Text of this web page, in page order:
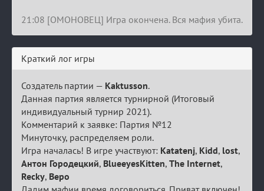
21:08 [ОМОНОВЕЦ] Игра окончена. Вся мафия убита.
Краткий лог игры
Создатель партии — Kaktusson.
Данная партия является турнирной (Итоговый
индивидуальный турнир 2021).
Комментарий к заявке: Партия №12
Минуточку, распределяем роли.
Игра началась! В игре участвуют: Katatenj, Kidd, lost,
Антон Городецкий, BlueeyesKitten, The Internet,
Recky, Веро